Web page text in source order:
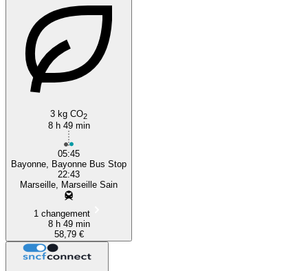
Bayonne
3 kg CO2
8 h 49 min
05:45
Bayonne, Bayonne Bus Stop
22:43
Marseille, Marseille Sain
1 changement
8 h 49 min
58,79 €